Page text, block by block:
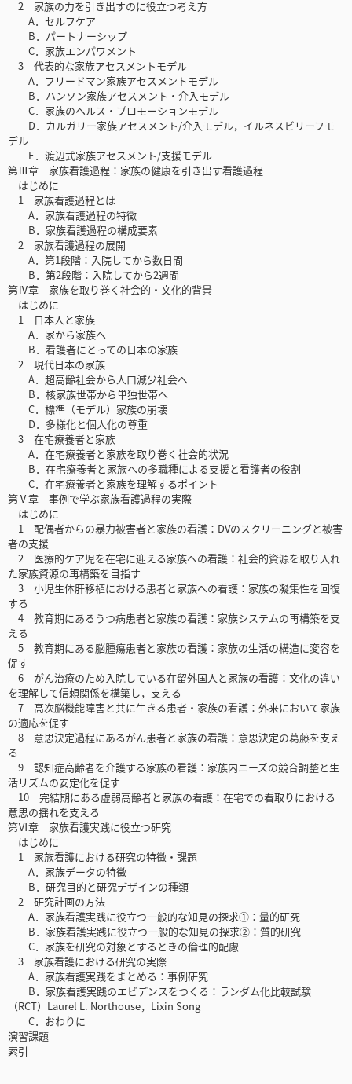
2 家族の力を引き出すのに役立つ考え方
A．セルフケア
B．パートナーシップ
C．家族エンパワメント
3 代表的な家族アセスメントモデル
A．フリードマン家族アセスメントモデル
B．ハンソン家族アセスメント・介入モデル
C．家族のヘルス・プロモーションモデル
D．カルガリー家族アセスメント/介入モデル，イルネスビリーフモ
デル
E．渡辺式家族アセスメント/支援モデル
第Ⅲ章 家族看護過程：家族の健康を引き出す看護過程
はじめに
1 家族看護過程とは
A．家族看護過程の特徴
B．家族看護過程の構成要素
2 家族看護過程の展開
A．第1段階：入院してから数日間
B．第2段階：入院してから2週間
第Ⅳ章 家族を取り巻く社会的・文化的背景
はじめに
1 日本人と家族
A．家から家族へ
B．看護者にとっての日本の家族
2 現代日本の家族
A．超高齢社会から人口減少社会へ
B．核家族世帯から単独世帯へ
C．標準（モデル）家族の崩壊
D．多様化と個人化の尊重
3 在宅療養者と家族
A．在宅療養者と家族を取り巻く社会的状況
B．在宅療養者と家族への多職種による支援と看護者の役割
C．在宅療養者と家族を理解するポイント
第Ⅴ章 事例で学ぶ家族看護過程の実際
はじめに
1 配偶者からの暴力被害者と家族の看護：DVのスクリーニングと被害
者の支援
2 医療的ケア児を在宅に迎える家族への看護：社会的資源を取り入れ
た家族資源の再構築を目指す
3 小児生体肝移植における患者と家族への看護：家族の凝集性を回復
する
4 教育期にあるうつ病患者と家族の看護：家族システムの再構築を支
える
5 教育期にある脳腫瘍患者と家族の看護：家族の生活の構造に変容を
促す
6 がん治療のため入院している在留外国人と家族の看護：文化の違い
を理解して信頼関係を構築し，支える
7 高次脳機能障害と共に生きる患者・家族の看護：外来において家族
の適応を促す
8 意思決定過程にあるがん患者と家族の看護：意思決定の葛藤を支え
る
9 認知症高齢者を介護する家族の看護：家族内ニーズの競合調整と生
活リズムの安定化を促す
10 完結期にある虚弱高齢者と家族の看護：在宅での看取りにおける
意思の揺れを支える
第Ⅵ章 家族看護実践に役立つ研究
はじめに
1 家族看護における研究の特徴・課題
A．家族データの特徴
B．研究目的と研究デザインの種類
2 研究計画の方法
A．家族看護実践に役立つ一般的な知見の探求①：量的研究
B．家族看護実践に役立つ一般的な知見の探求②：質的研究
C．家族を研究の対象とするときの倫理的配慮
3 家族看護における研究の実際
A．家族看護実践をまとめる：事例研究
B．家族看護実践のエビデンスをつくる：ランダム化比較試験
（RCT）Laurel L. Northouse，Lixin Song
C．おわりに
演習課題
索引